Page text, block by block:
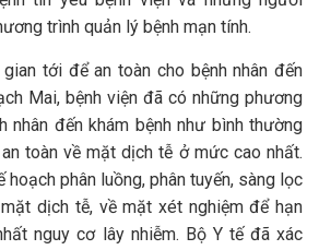
trình quản lý bệnh mạn tính.
tới để an toàn cho bệnh nhân đến
Mai, bệnh viện đã có những phương
nhân đến khám bệnh như bình thường
toàn về mặt dịch tễ ở mức cao nhất.
hoạch phân luồng, phân tuyến, sàng lọc
dịch tễ, về mặt xét nghiệm để hạn
nguy cơ lây nhiễm. Bộ Y tế đã xác